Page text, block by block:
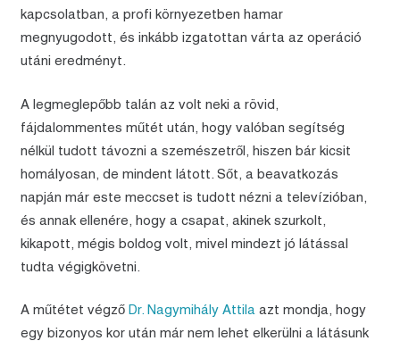
kapcsolatban, a profi környezetben hamar
megnyugodott, és inkább izgatottan várta az operáció
utáni eredményt.
A legmeglepőbb talán az volt neki a rövid,
fájdalommentes műtét után, hogy valóban segítség
nélkül tudott távozni a szemészetről, hiszen bár kicsit
homályosan, de mindent látott. Sőt, a beavatkozás
napján már este meccset is tudott nézni a televízióban,
és annak ellenére, hogy a csapat, akinek szurkolt,
kikapott, mégis boldog volt, mivel mindezt jó látással
tudta végigkövetni.
A műtétet végző Dr. Nagymihály Attilaazt mondja, hogy
egy bizonyos kor után már nem lehet elkerülni a látásunk